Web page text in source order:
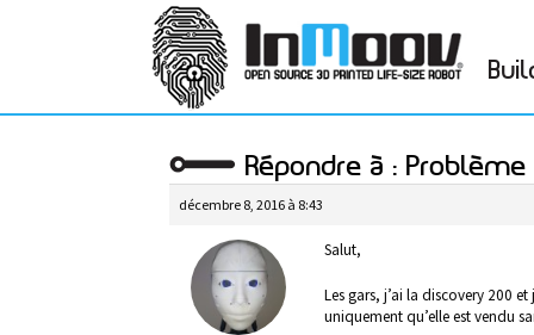
Répondre à :
décembre 8, 2016 à 8:43
Salut,
Les gars, j’ai la discovery 200 et
uniquement qu’elle est vendu